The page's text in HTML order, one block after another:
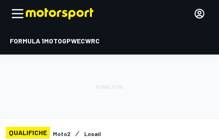
FORMULA 1MOTOGPWECWRC
QUALIFICHE Moto2 Losail